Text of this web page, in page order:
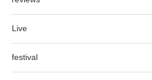
Live
festival